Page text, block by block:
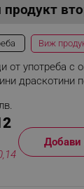
продукт
Виж
от употреба с
драскотини
Добави